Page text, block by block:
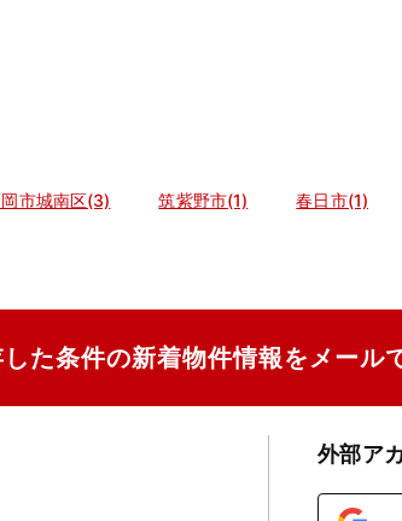
市城南区(3) 筑紫野市(1) 春日市(1)
た条件の新着物件情報をメール
外部ア